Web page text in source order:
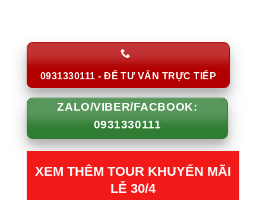
0931330111 - ĐỂ TƯ VẤN TRỰC TIẾP
ZALO/VIBER/FACBOOK:
0931330111
XEM THÊM TOUR KHUYẾN MÃI
LỄ 30/4